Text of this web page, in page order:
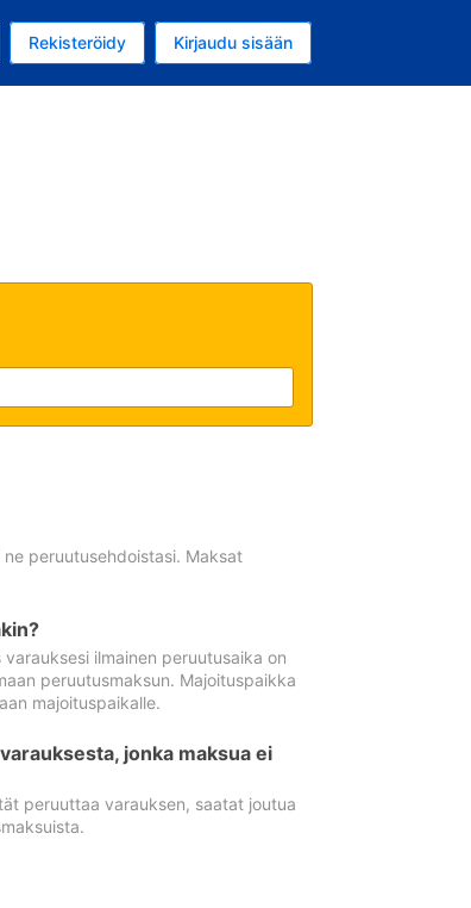
dollari
Rekisteröidy Kirjaudu sisään
peruutusehdoistasi. Maksat
ilmainen peruutusaika on
peruutusmaksun. Majoituspaikka
majoituspaikalle.
jonka maksua ei
peruuttaa varauksen, saatat joutua